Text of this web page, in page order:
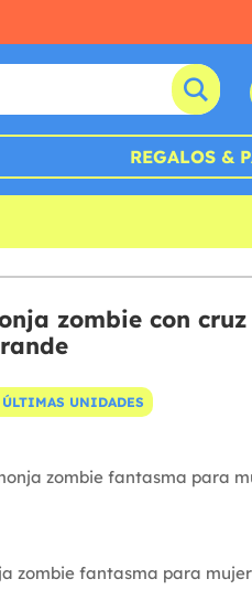
REGALOS &
zombie con
ÚLTIMAS UNIDADES
zombie fantasma para
zombie fantasma para mujer